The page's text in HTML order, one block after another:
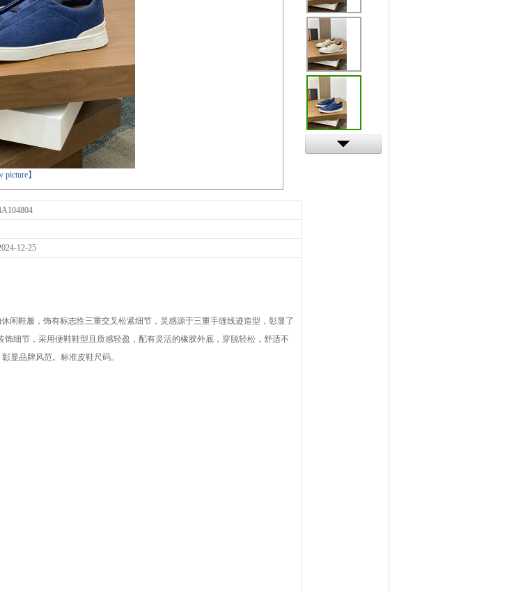
picture】
12-25
闲鞋履，饰有标志性三重交叉松紧细节，灵感源于三重手缝线迹造型，彰显了
细节，采用便鞋鞋型且质感轻盈，配有灵活的橡胶外底，穿脱轻松，舒适不
显品牌风范。标准皮鞋尺码。